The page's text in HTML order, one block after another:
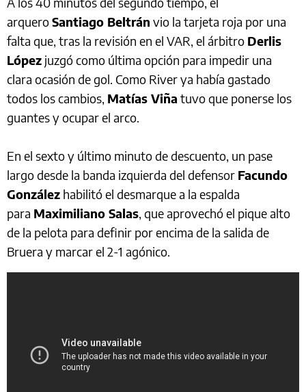
arqueroSantiago Beltrán vio la tarjeta roja por una
falta que, tras la revisión en el VAR, el árbitro Derlis
López juzgó como última opción para impedir una
clara ocasión de gol. Como River ya había gastado
todos los cambios, Matías Viña tuvo que ponerse los
guantes y ocupar el arco.
En el sexto y último minuto de descuento, un pase
largo desde la banda izquierda del defensor Facundo
González habilitó el desmarque a la espalda
para Maximiliano Salas, que aprovechó el pique alto
de la pelota para definir por encima de la salida de
Bruera y marcar el 2-1 agónico.